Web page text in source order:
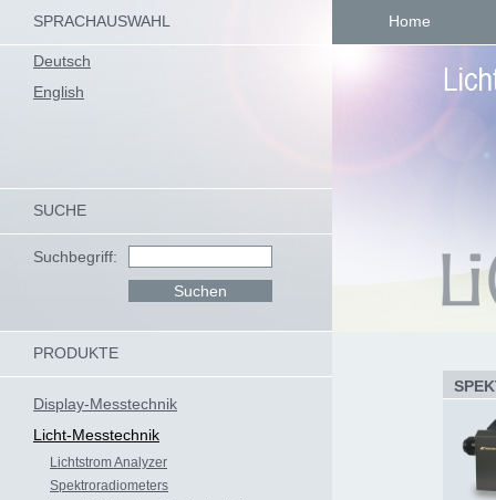
SPRACHAUSWAHL
Deutsch
English
SUCHE
Suchbegriff:
Home
PRODUKTE
Display-Messtechnik
Licht-Messtechnik
Lichtstrom Analyzer
Spektroradiometers